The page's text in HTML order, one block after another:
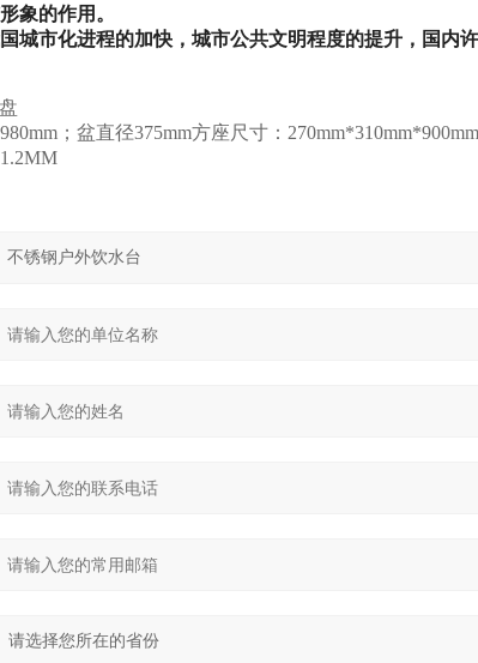
象的作用。
城市化进程的加快，城市公共文明程度的提升，国内
；盆直径375mm方座尺寸：270mm*310mm*900mm